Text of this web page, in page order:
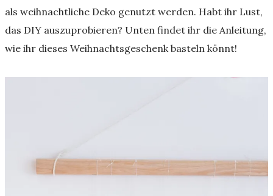
als weihnachtliche Deko genutzt werden. Habt ihr Lust,
das DIY auszuprobieren? Unten findet ihr die Anleitung,
wie ihr dieses Weihnachtsgeschenk basteln könnt!